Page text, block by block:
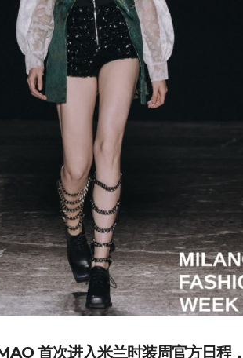
首次进入米兰时装周官方日程，